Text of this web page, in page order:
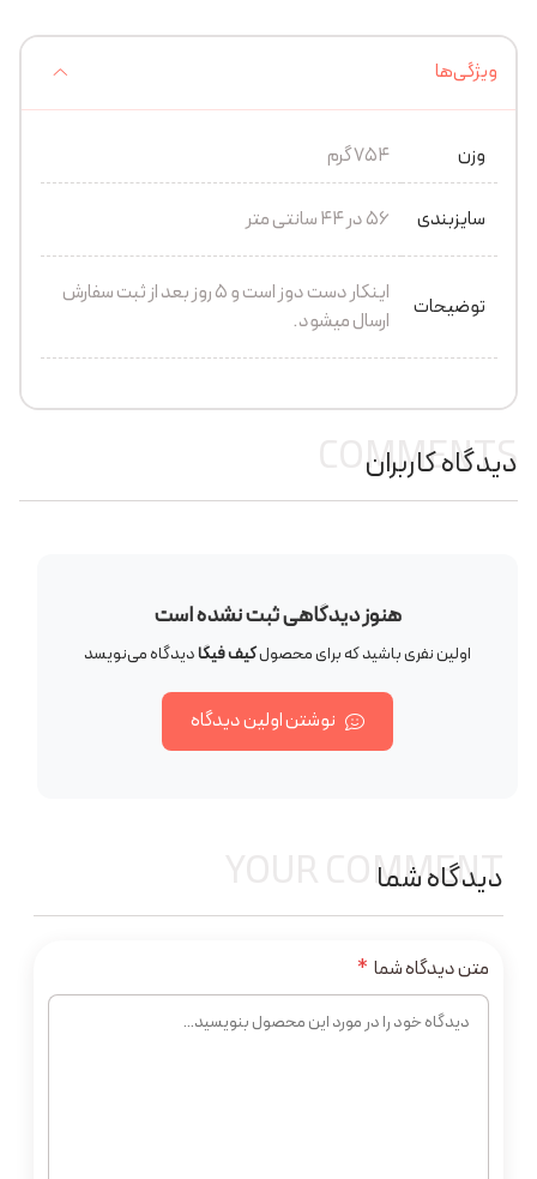
ویژگی‌ها
وزن 754 گرم
سایزبندی ۵۶ در ۴۴ سانتی متر
توضیحات
اینکار دست دوز است و 5 روز بعد از ثبت سفارش
ارسال میشود.
دیدگاه کاربران
COMMENTS
هنوز دیدگاهی ثبت نشده است
اولین نفری باشید که برای محصولکیف فیگادیدگاه می‌نویسد
نوشتن اولین دیدگاه
دیدگاه شما
YOUR COMMENT
متن دیدگاه شما *